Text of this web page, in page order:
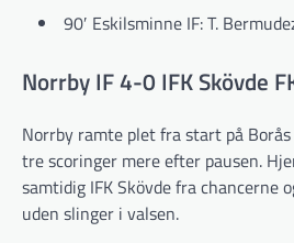
90′ Eskilsminne IF: T.
Norrby IF 4-0 IFK Skövde
Norrby ramte plet fra start på
tre scoringer mere efter pausen.
samtidig IFK Skövde fra chancerne
uden slinger i valsen.